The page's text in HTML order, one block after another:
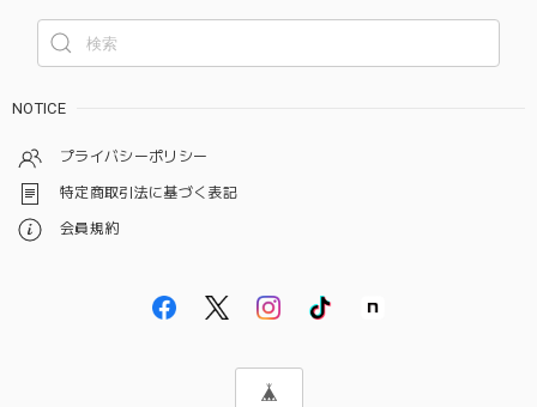
NOTICE
プライバシーポリシー
特定商取引法に基づく表記
会員規約